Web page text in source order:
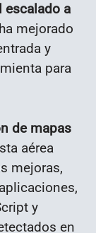
escalado a
mejorado
y
para
de mapas
aérea
mejoras,
y
en